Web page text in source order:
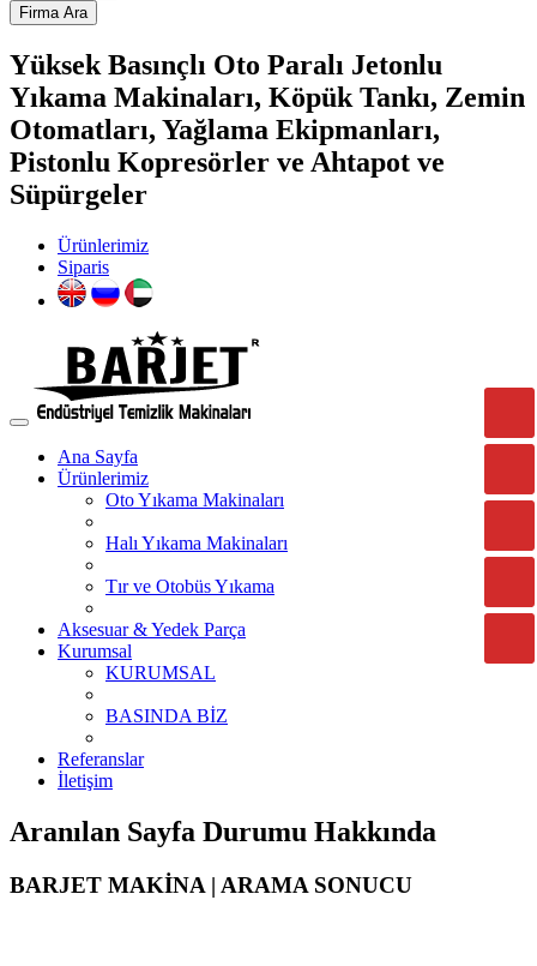
Firma Ara
Yüksek Basınçlı Oto Paralı Jetonlu
Yıkama Makinaları, Köpük Tankı, Zemin
Otomatları, Yağlama Ekipmanları,
Pistonlu Kopresörler ve Ahtapot ve
Süpürgeler
Ürünlerimiz
Siparis
Ana Sayfa
Ürünlerimiz
Oto Yıkama Makinaları
Halı Yıkama Makinaları
Tır ve Otobüs Yıkama
Aksesuar & Yedek Parça
Kurumsal
KURUMSAL
BASINDA BİZ
Referanslar
İletişim
Aranılan Sayfa Durumu Hakkında
BARJET MAKİNA | ARAMA SONUCU